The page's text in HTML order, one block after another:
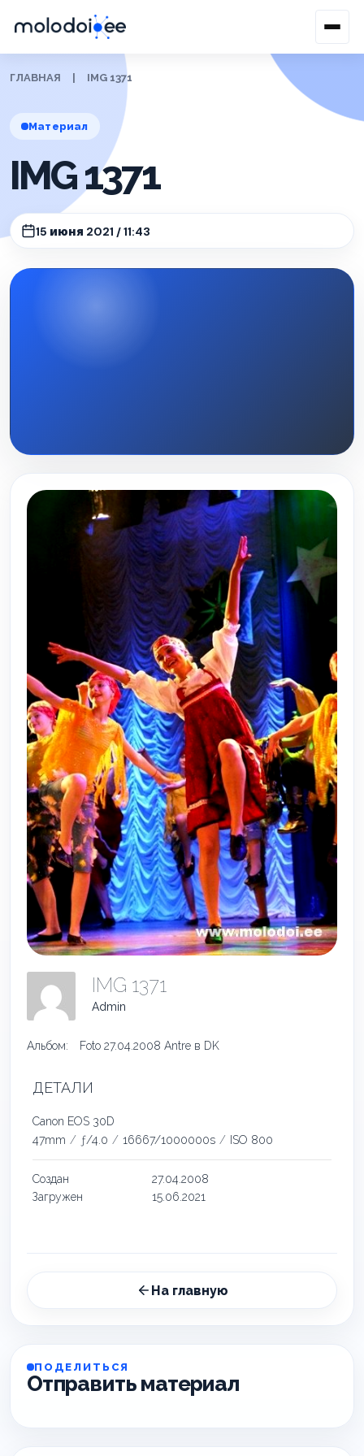
ГЛАВНАЯ IMG 1371
Материал
IMG 1371
15 июня 2021 / 11:43
IMG 1371
Admin
Альбом: Foto 27.04.2008 Antre в DK
ДЕТАЛИ
Canon EOS 30D
47mm / ƒ/4.0 / 16667/1000000s / ISO 800
Создан
27.04.2008
Загружен
15.06.2021
На главную
ПОДЕЛИТЬСЯ
Отправить материал